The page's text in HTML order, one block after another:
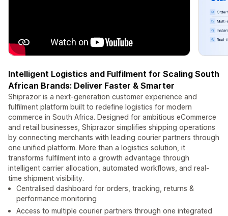
Intelligent Logistics and Fulfilment for Scaling South
African Brands: Deliver Faster & Smarter
Shiprazor is a next-generation customer experience and
fulfilment platform built to redefine logistics for modern
commerce in South Africa. Designed for ambitious eCommerce
and retail businesses, Shiprazor simplifies shipping operations
by connecting merchants with leading courier partners through
one unified platform. More than a logistics solution, it
transforms fulfilment into a growth advantage through
intelligent carrier allocation, automated workflows, and real-
time shipment visibility.
Centralised dashboard for orders, tracking, returns &
performance monitoring
Access to multiple courier partners through one integrated